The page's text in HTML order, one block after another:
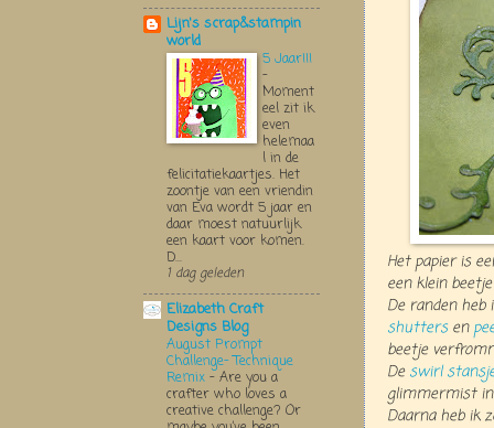
Het papier is
een klein
De randen
shutters en
beetje
Deswirl
glimmermist
Daarna heb ik
Lijn's scrap&stampin
world
5 Jaar!!!
-
Moment
eel zit ik
even
helemaa
l in de
felicitatiekaartjes. Het
zoontje van een vriendin
van Eva wordt 5 jaar en
daar moest natuurlijk
een kaart voor komen.
D...
1 dag geleden
Elizabeth Craft
Designs Blog
August Prompt
Challenge- Technique
Remix - Are you a
crafter who loves a
creative challenge? Or